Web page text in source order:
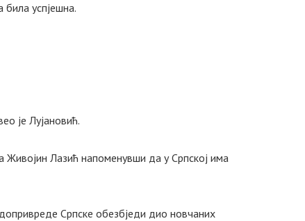
успјешна.
је Лујановић.
Живојин Лазић напоменувши да у Српској има
Српске обезбједи дио новчаних